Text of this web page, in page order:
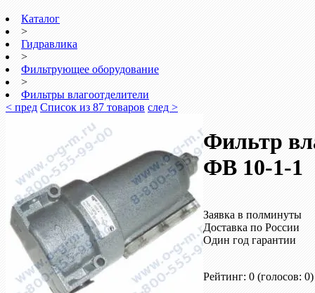
Каталог
>
Гидравлика
>
Фильтрующее оборудование
>
Фильтры влагоотделители
< пред Список из 87 товаров след >
Фильтр
ФВ 10-1-1
Заявка в полминуты
Доставка по России
Один год гарантии
Рейтинг: 0 (голосов: 0)